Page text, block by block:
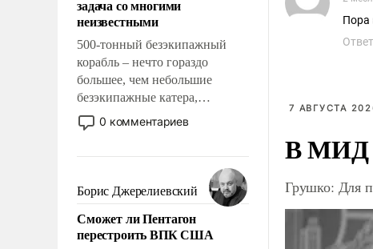
адаптироваться.
задача со многими
неизвестными
500-тонный безэкипажный
корабль – нечто гораздо
большее, чем небольшие
безэкипажные катера,
применение которых уже
стало обыденностью. Задача по
сложна и амбициозна. Однако
и ее реализация радикально
поднимет наши боевые
возможности.
0 комментариев
Борис Джерелиевский
Сможет ли Пентагон
перестроить ВПК США
Пора
7 АВГУСТА
В МИД
Грушко: Для